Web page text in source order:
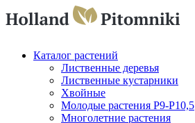
Каталог растений
Лиственные деревья
Лиственные кустарники
Хвойные
Молодые растения P9-P10,5
Многолетние растения